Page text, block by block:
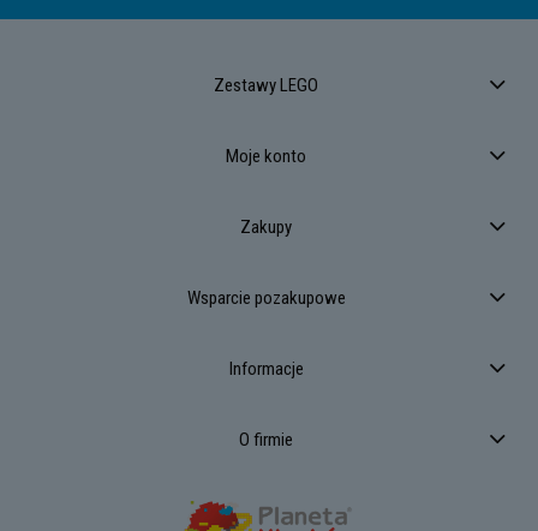
Zestawy LEGO
Moje konto
Zakupy
Wsparcie pozakupowe
Informacje
O firmie